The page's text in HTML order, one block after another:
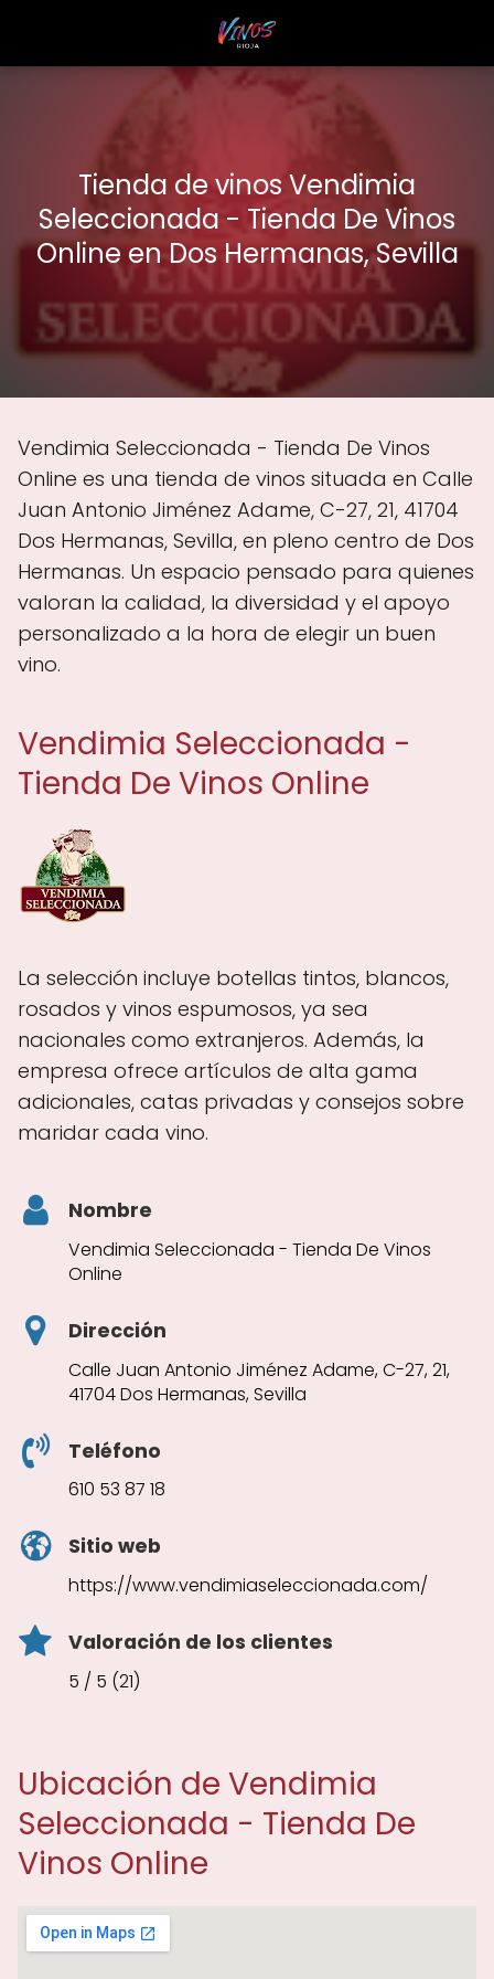
Tienda de vinos Vendimia
Seleccionada - Tienda De Vinos
Online en Dos Hermanas, Sevilla
Vendimia Seleccionada - Tienda De Vinos
Online es una tienda de vinos situada en Calle
Juan Antonio Jiménez Adame, C-27, 21, 41704
Dos Hermanas, Sevilla, en pleno centro de Dos
Hermanas. Un espacio pensado para quienes
valoran la calidad, la diversidad y el apoyo
personalizado a la hora de elegir un buen
vino.
Vendimia Seleccionada -
Tienda De Vinos Online
La selección incluye botellas tintos, blancos,
rosados y vinos espumosos, ya sea
nacionales como extranjeros. Además, la
empresa ofrece artículos de alta gama
adicionales, catas privadas y consejos sobre
maridar cada vino.
Nombre
Vendimia Seleccionada - Tienda De Vinos
Online
Dirección
Calle Juan Antonio Jiménez Adame, C-27, 21,
41704 Dos Hermanas, Sevilla
Teléfono
610 53 87 18
Sitio web
https://www.vendimiaseleccionada.com/
Valoración de los clientes
5 / 5 (21)
Ubicación de Vendimia
Seleccionada - Tienda De
Vinos Online